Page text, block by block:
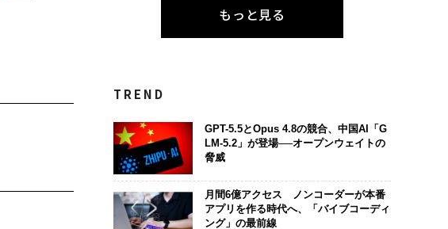
もっと見る
TREND
GPT-5.5とOpus 4.8の競合、中国AI「G
LM-5.2」が登場──オープンウェイトの
脅威
月間6億アクセス ノンコーダーが本番
アプリを作る時代へ、「バイブコーディ
ング」の最前線